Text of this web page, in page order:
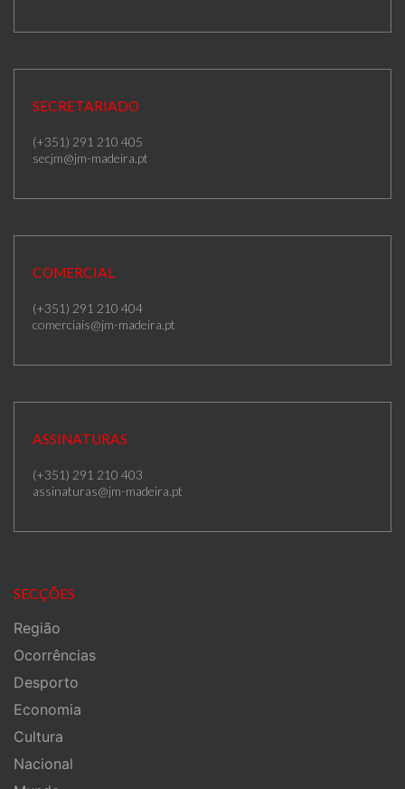
SECRETARIADO
(+351) 291 210 405
secjm@jm-madeira.pt
COMERCIAL
(+351) 291 210 404
comerciais@jm-madeira.pt
ASSINATURAS
(+351) 291 210 403
assinaturas@jm-madeira.pt
SECÇÕES
Região
Ocorrências
Desporto
Economia
Cultura
Nacional